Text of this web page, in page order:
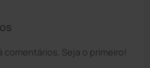
comentários. Seja o primeiro!